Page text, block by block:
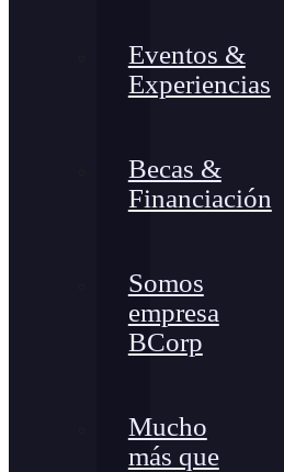
Eventos &
Experiencias
Becas &
Financiación
Somos
empresa
BCorp
Mucho
más que